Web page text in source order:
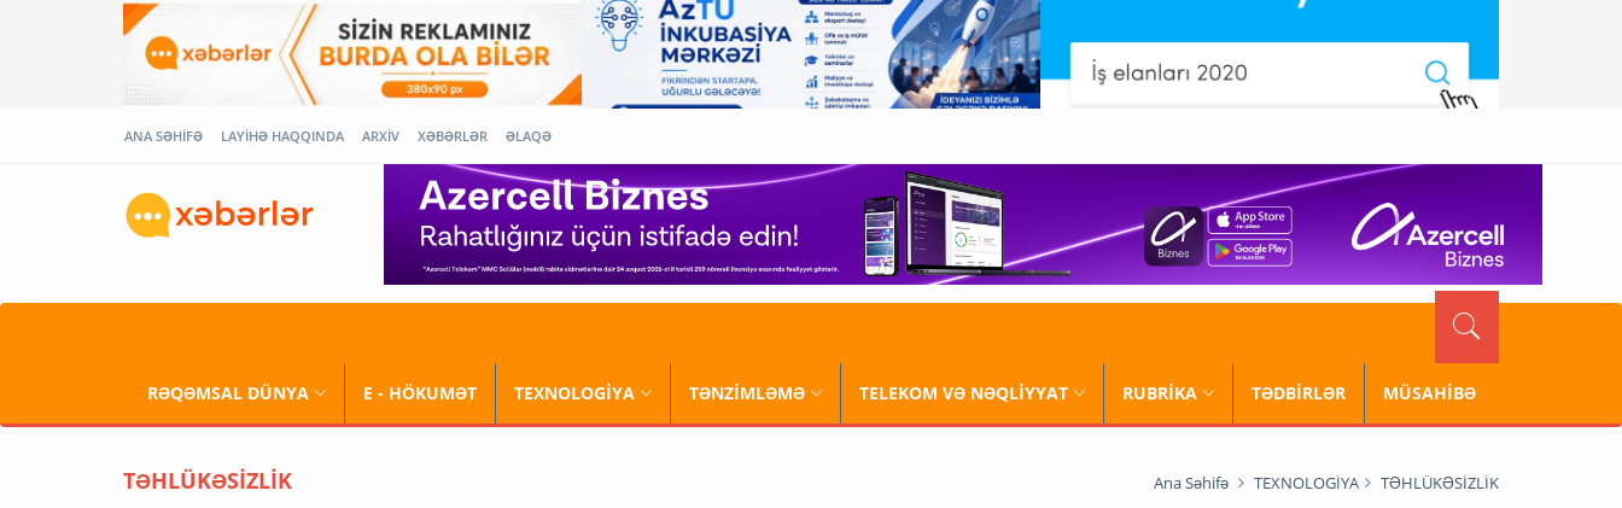
ANA SƏHİFƏ LAYİHƏ HAQQINDA ARXİV XƏBƏRLƏR ƏLAQƏ
RƏQƏMSAL DÜNYA E - HÖKUMƏT TEXNOLOGİYA TƏNZİMLƏMƏ TELEKOM VƏ NƏQLİYYAT RUBRİKA TƏDBİRLƏR MÜSAHİBƏ
TƏHLÜKƏSİZLİK Ana Səhifə TEXNOLOGİYA TƏHLÜKƏSİZLİK